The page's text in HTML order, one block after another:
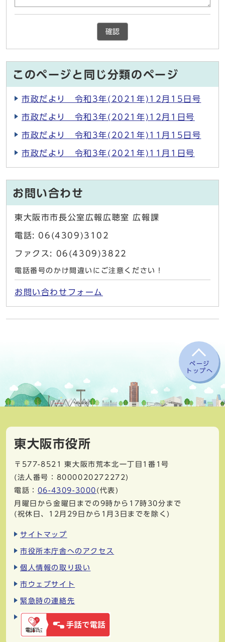
確認
このページと同じ分類のページ
市政だより 令和3年(2021年)12月15日号
市政だより 令和3年(2021年)12月1日号
市政だより 令和3年(2021年)11月15日号
市政だより 令和3年(2021年)11月1日号
お問い合わせ
東大阪市市長公室広報広聴室 広報課
電話: 06(4309)3102
ファクス: 06(4309)3822
電話番号のかけ間違いにご注意ください！
お問い合わせフォーム
ページ
トップへ
東大阪市役所
〒577-8521
東大阪市荒本北一丁目1番1号
(法人番号：8000020272272)
電話： 06-4309-3000 (代表)
月曜日から金曜日までの9時から17時30分まで
(祝休日、12月29日から1月3日までを除く)
サイトマップ
市役所本庁舎へのアクセス
個人情報の取り扱い
市ウェブサイト
緊急時の連絡先